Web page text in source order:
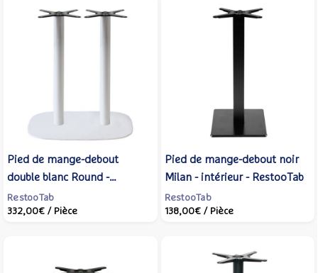
Pied de mange-debout
double blanc Round -
intérieur - RestooTab
RestooTab
332,00€ / Pièce
Pied de mange-debout noir
Milan - intérieur - RestooTab
RestooTab
138,00€ / Pièce